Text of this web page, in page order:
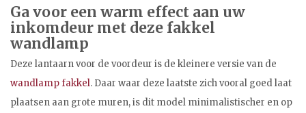
Ga voor een warm effect aan uw
inkomdeur met deze fakkel
wandlamp
Deze lantaarn voor de voordeur is de kleinere versie van de
wandlamp fakkel. Daar waar deze laatste zich vooral goed laat
plaatsen aan grote muren, is dit model minimalistischer en op